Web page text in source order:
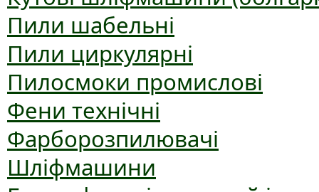
Пили шабельні
Пили циркулярні
Пилосмоки промислові
Фени технічні
Фарборозпилювачі
Шліфмашини